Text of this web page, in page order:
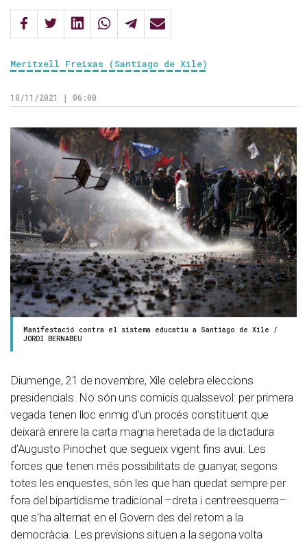
Meritxell Freixas (Santiago de Xile)
18/11/2021 | 06:00
Manifestació contra el sistema educatiu a Santiago de Xile /
JORDI BERNABEU
Diumenge, 21 de novembre, Xile celebra eleccions
presidencials. No són uns comicis qualssevol: per primera
vegada tenen lloc enmig d’un procés constituent que
deixarà enrere la carta magna heretada de la dictadura
d’Augusto Pinochet que segueix vigent fins avui. Les
forces que tenen més possibilitats de guanyar, segons
totes les enquestes, són les que han quedat sempre per
fora del bipartidisme tradicional –dreta i centreesquerra–
que s’ha alternat en el Govern des del retorn a la
democràcia. Les previsions situen a la segona volta